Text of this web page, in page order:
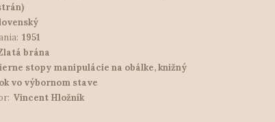
1951
brána
stopy manipulácie na obálke, knižný
vo výbornom stave
Vincent Hložník